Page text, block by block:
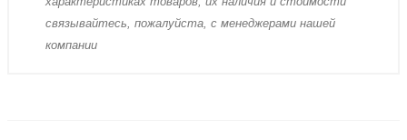
связывaйтесь, пожaлуйста, с менеджерами нашей
компании